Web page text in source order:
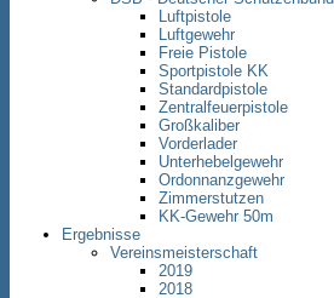
Luftpistole
Luftgewehr
Freie Pistole
Sportpistole KK
Standardpistole
Zentralfeuerpistole
Großkaliber
Vorderlader
Unterhebelgewehr
Ordonnanzgewehr
Zimmerstutzen
KK-Gewehr 50m
Ergebnisse
Vereinsmeisterschaft
2019
2018